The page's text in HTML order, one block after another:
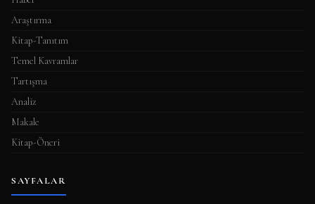
Araştırma
Kitap-Tanıtım
Temel Kavramlar
Tartışma
Analiz
Makale
Kitap-Öneri
SAYFALAR